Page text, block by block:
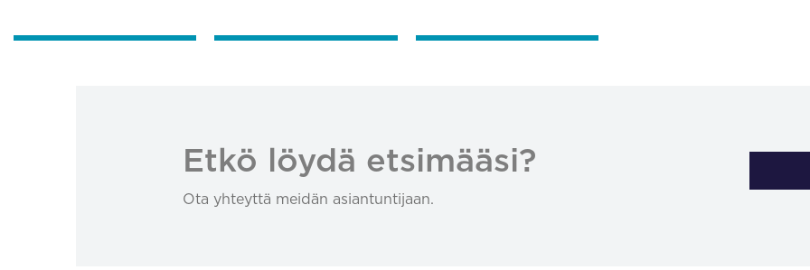
Etkö löydä etsimääsi?
Ota yhteyttä meidän asiantuntijaan.